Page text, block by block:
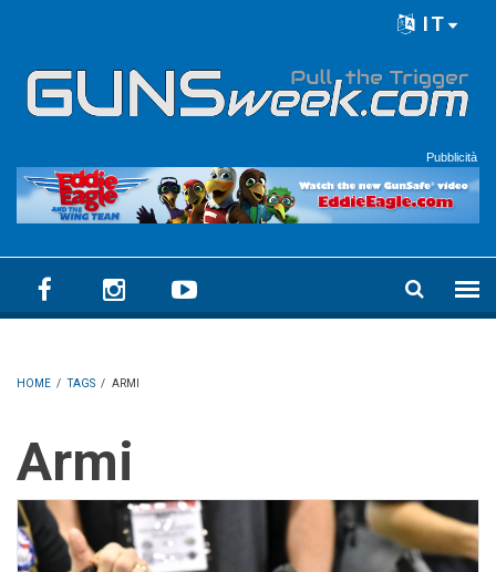
IT
Pubblicità
HOME / TAGS / ARMI
Armi